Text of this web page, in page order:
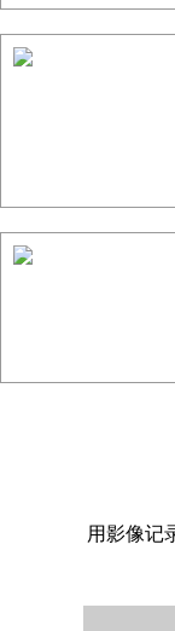
用影像记